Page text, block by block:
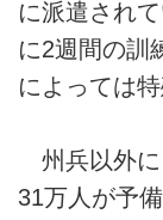
に派遣され
に2週間の訓
によっては
州兵以外に
31万人が予